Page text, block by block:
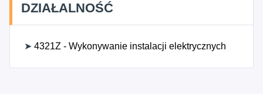
DZIAŁALNOŚĆ
➤ 4321Z - Wykonywanie instalacji elektrycznych